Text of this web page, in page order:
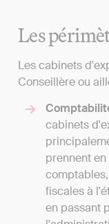
Les
Les cabinets
Conseillère ou
cabinets
prennent
fiscales à
en passant